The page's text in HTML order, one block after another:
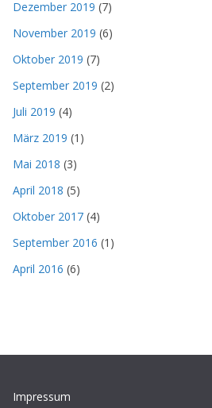
Dezember 2019 (7)
November 2019 (6)
Oktober 2019 (7)
September 2019 (2)
Juli 2019 (4)
März 2019 (1)
Mai 2018 (3)
April 2018 (5)
Oktober 2017 (4)
September 2016 (1)
April 2016 (6)
Impressum